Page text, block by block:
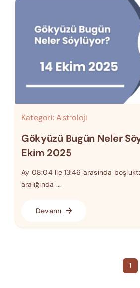
Kategori:Astroloji
Gökyüzü Bugün Neler
Ekim 2025
Ay 08:04 ile 13:46 arasında
aralığında ...
Devamı
1